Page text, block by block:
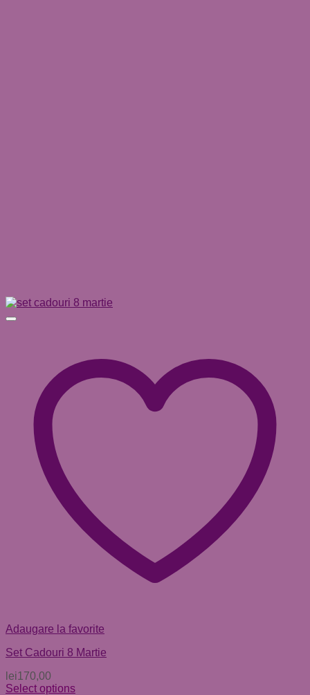
Adaugare la favorite
Set Cadouri 8 Martie
lei170,00
Select options